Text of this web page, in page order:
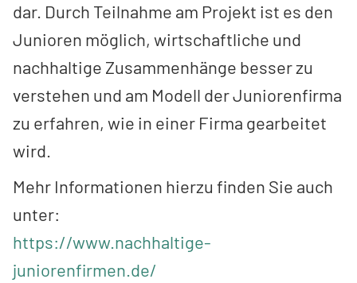
dar. Durch Teilnahme am Projekt ist es den
Junioren möglich, wirtschaftliche und
nachhaltige Zusammenhänge besser zu
verstehen und am Modell der Juniorenfirma
zu erfahren, wie in einer Firma gearbeitet
wird.
Mehr Informationen hierzu finden Sie auch
unter:
https://www.nachhaltige-
juniorenfirmen.de/